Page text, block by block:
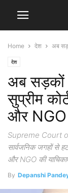
Home देश अब
देश
अब सड़कों
सुप्रीम
और
Supreme Court
सार्वजनिक जगहों से
और NGO की
By Depanshi